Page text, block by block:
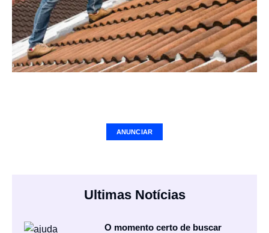
ANUNCIAR
Ultimas Notícias
O momento certo de buscar